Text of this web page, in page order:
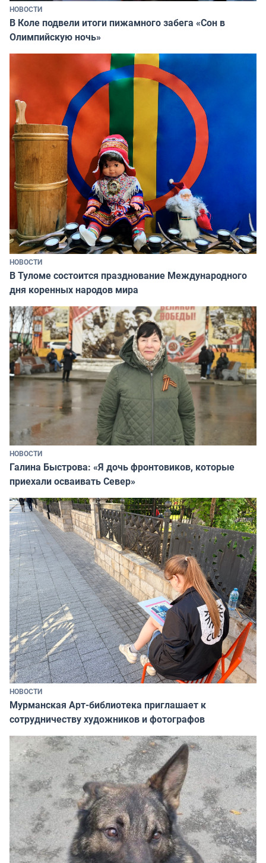
НОВОСТИ
В Коле подвели итоги пижамного забега «Сон в
Олимпийскую ночь»
НОВОСТИ
В Туломе состоится празднование Международного
дня коренных народов мира
НОВОСТИ
Галина Быстрова: «Я дочь фронтовиков, которые
приехали осваивать Север»
НОВОСТИ
Мурманская Арт-библиотека приглашает к
сотрудничеству художников и фотографов